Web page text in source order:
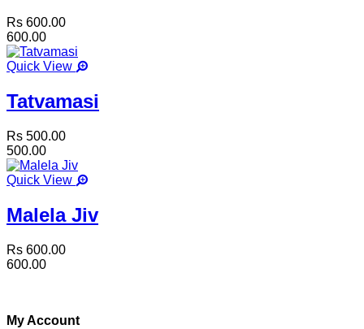
Rs 600.00
600.00
Quick View
Tatvamasi
Rs 500.00
500.00
Quick View
Malela Jiv
Rs 600.00
600.00
My Account